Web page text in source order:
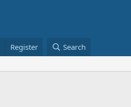
Register Search